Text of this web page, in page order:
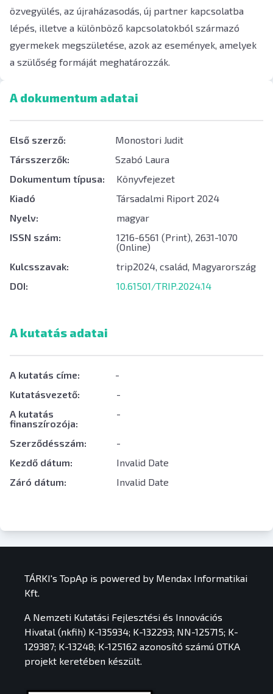
özvegyülés, az újraházasodás, új partner kapcsolatba
lépés, illetve a különböző kapcsolatokból származó
gyermekek megszületése, azok az események, amelyek
a szülőség formáját meghatározzák.
A dokumentum adatai
Első szerző:
Monostori Judit
Társszerzők:
Szabó Laura
Dokumentum típusa:
Könyvfejezet
Kiadó
Társadalmi Riport 2024
Nyelv:
magyar
ISSN szám:
1216-6561 (Print), 2631-1070
(Online)
Kulcsszavak:
trip2024, család, Magyarország
DOI:
10.61501/TRIP.2024.14
A kutatás adatai
A kutatás címe:
-
Kutatásvezető:
-
A kutatás
finanszírozója:
-
Szerződésszám:
-
Kezdő dátum:
Invalid Date
Záró dátum:
Invalid Date
TÁRKI's TopAp is powered by Mendax Informatikai
Kft.
A Nemzeti Kutatási Fejlesztési és Innovációs
Hivatal (nkfih) K-135934; K-132293; NN-125715; K-
129387; K-13248; K-125162 azonosító számú OTKA
projekt keretében készült.